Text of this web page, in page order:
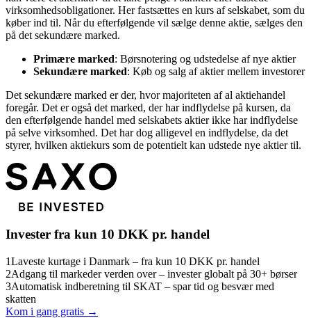
virksomhedsobligationer. Her fastsættes en kurs af selskabet, som du
køber ind til. Når du efterfølgende vil sælge denne aktie, sælges den
på det sekundære marked.
Primære marked: Børsnotering og udstedelse af nye aktier
Sekundære marked: Køb og salg af aktier mellem investorer
Det sekundære marked er der, hvor majoriteten af al aktiehandel
foregår. Det er også det marked, der har indflydelse på kursen, da
den efterfølgende handel med selskabets aktier ikke har indflydelse
på selve virksomhed. Det har dog alligevel en indflydelse, da det
styrer, hvilken aktiekurs som de potentielt kan udstede nye aktier til.
Invester fra kun 10 DKK pr. handel
1Laveste kurtage i Danmark – fra kun 10 DKK pr. handel
2Adgang til markeder verden over – invester globalt på 30+ børser
3Automatisk indberetning til SKAT – spar tid og besvær med
skatten
Kom i gang gratis →